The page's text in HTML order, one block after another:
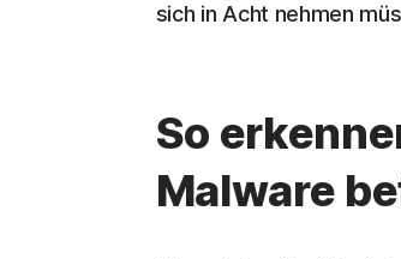
sich in Acht nehmen
So
Malware